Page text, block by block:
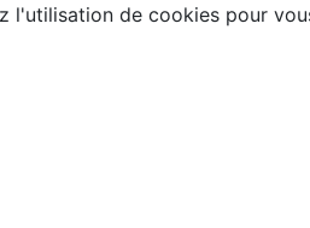
de cookies pour